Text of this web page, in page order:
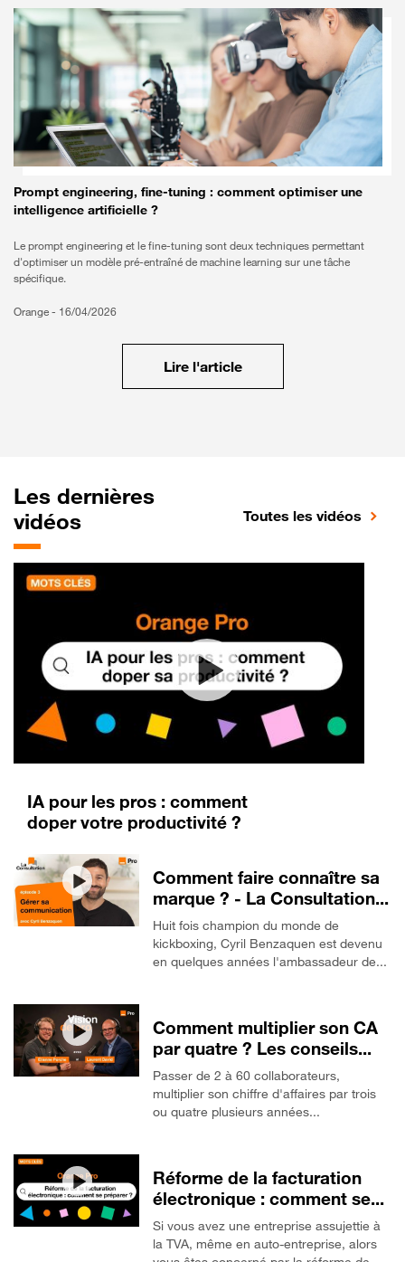
Prompt engineering, fine-tuning : comment optimiser une
intelligence artificielle ?
Le prompt engineering et le fine-tuning sont deux techniques permettant
d'optimiser un modèle pré-entraîné de machine learning sur une tâche
spécifique.
Orange - 16/04/2026
Lire l'article
Les dernières
vidéos
Toutes les vidéos
IA pour les pros : comment
doper votre productivité ?
Comment faire connaître sa
marque ? - La Consultation...
Huit fois champion du monde de
kickboxing, Cyril Benzaquen est devenu
en quelques années l'ambassadeur de...
Comment multiplier son CA
par quatre ? Les conseils...
Passer de 2 à 60 collaborateurs,
multiplier son chiffre d'affaires par trois
ou quatre plusieurs années...
Réforme de la facturation
électronique : comment se...
Si vous avez une entreprise assujettie à
la TVA, même en auto-entreprise, alors